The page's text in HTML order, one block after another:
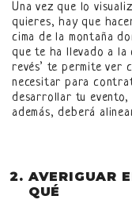
Una vez que lo
quieres, hay que
cima de la montaña
que te ha llevado a la
revés’ te permite ver
necesitar para
desarrollar tu evento,
además, deberá
AVERIGUAR
QUÉ